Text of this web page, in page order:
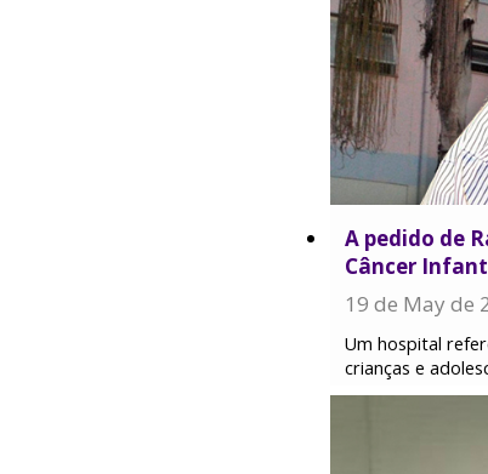
A pedido de
Câncer
19 de May de
Um hospital
crianças e